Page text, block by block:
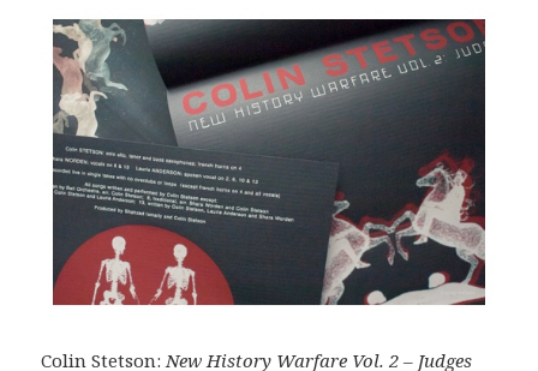
Colin Stetson:New History Warfare Vol. 2 – Judges